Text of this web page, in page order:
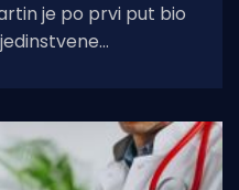
je po prvi put bio